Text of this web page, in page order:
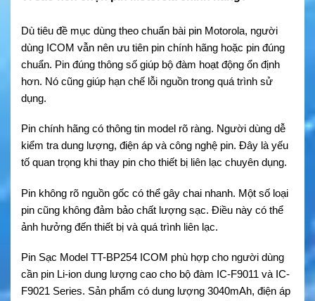
Dù tiêu đề mục dùng theo chuẩn bài pin Motorola, người
dùng ICOM vẫn nên ưu tiên pin chính hãng hoặc pin đúng
chuẩn. Pin đúng thông số giúp bộ đàm hoạt động ổn định
hơn. Nó cũng giúp hạn chế lỗi nguồn trong quá trình sử
dụng.
Pin chính hãng có thông tin model rõ ràng. Người dùng dễ
kiểm tra dung lượng, điện áp và công nghệ pin. Đây là yếu
tố quan trọng khi thay pin cho thiết bị liên lạc chuyên dụng.
Pin không rõ nguồn gốc có thể gây chai nhanh. Một số loại
pin cũng không đảm bảo chất lượng sạc. Điều này có thể
ảnh hưởng đến thiết bị và quá trình liên lạc.
Pin Sạc Model TT-BP254 ICOM phù hợp cho người dùng
cần pin Li-ion dung lượng cao cho bộ đàm IC-F9011 và IC-
F9021 Series. Sản phẩm có dung lượng 3040mAh, điện áp